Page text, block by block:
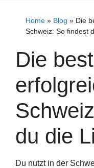
Home » Blog » Die
Schweiz: So findest
Die
du die
Du nutzt in der